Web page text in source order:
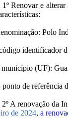
Renovar e
Polo
identificador
(UF):
de referência
A renovação da
de 2024, a